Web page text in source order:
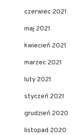
czerwiec 2021
maj 2021
kwiecień 2021
marzec 2021
luty 2021
styczeń 2021
grudzień 2020
listopad 2020